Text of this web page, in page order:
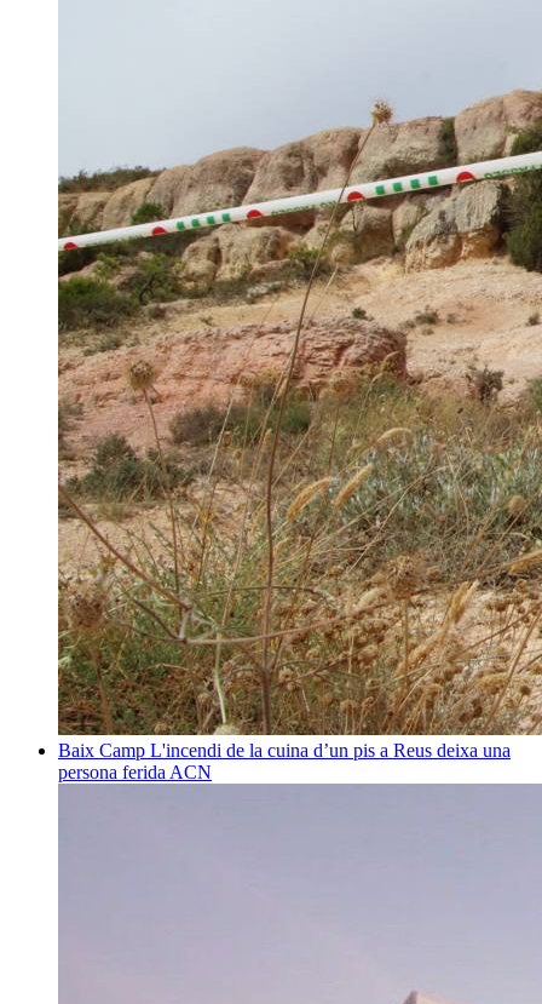
Baix Camp L'incendi de la cuina d’un pis a Reus deixa una
persona ferida ACN